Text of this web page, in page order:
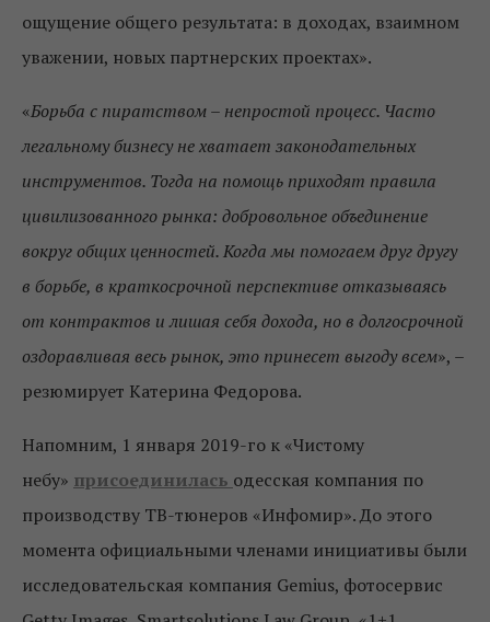
ощущение общего результата: в доходах, взаимном
уважении, новых партнерских проектах».
«Борьба с пиратством – непростой процесс. Часто
легальному бизнесу не хватает законодательных
инструментов. Тогда на помощь приходят правила
цивилизованного рынка: добровольное объединение
вокруг общих ценностей. Когда мы помогаем друг другу
в борьбе, в краткосрочной перспективе отказываясь
от контрактов и лишая себя дохода, но в долгосрочной
оздоравливая весь рынок, это принесет выгоду всем», –
резюмирует Катерина Федорова.
Напомним, 1 января 2019-го к «Чистому
небу» присоединилась одесская компания по
производству ТВ-тюнеров «Инфомир». До этого
момента официальными членами инициативы были
исследовательская компания Gemius, фотосервис